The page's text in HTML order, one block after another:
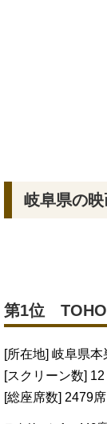
岐阜県の映
第1位 TOHO
[所在地] 岐阜県
[スクリーン数] 12
[総座席数] 2479席